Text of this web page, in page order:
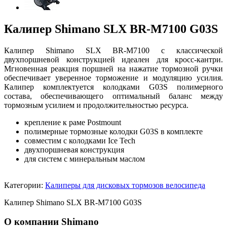
Калипер Shimano SLX BR-M7100 G03S
Калипер Shimano SLX BR-M7100 с классической
двухпоршневой конструкцией идеален для кросс-кантри.
Мгновенная реакция поршней на нажатие тормозной ручки
обеспечивает уверенное торможение и модуляцию усилия.
Калипер комплектуется колодками G03S полимерного
состава, обеспечивающего оптимальный баланс между
тормозным усилием и продолжительностью ресурса.
крепление к раме Postmount
полимерные тормозные колодки G03S в комплекте
совместим с колодками Ice Tech
двухпоршневая конструкция
для систем с минеральным маслом
Категории: Калиперы для дисковых тормозов велосипеда
Калипер Shimano SLX BR-M7100 G03S
О компании Shimano